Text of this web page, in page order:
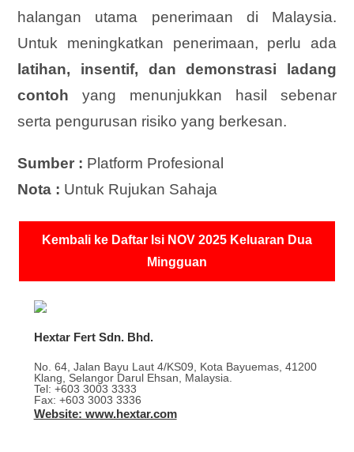
halangan utama penerimaan di Malaysia.
Untuk meningkatkan penerimaan, perlu ada
latihan, insentif, dan demonstrasi ladang
contoh yang menunjukkan hasil sebenar
serta pengurusan risiko yang berkesan.
Sumber : Platform Profesional
Nota : Untuk Rujukan Sahaja
Kembali ke Daftar Isi NOV 2025 Keluaran Dua
Mingguan
Hextar Fert Sdn. Bhd.
No. 64, Jalan Bayu Laut 4/KS09, Kota Bayuemas, 41200
Klang, Selangor Darul Ehsan, Malaysia.
Tel: +603 3003 3333
Fax: +603 3003 3336
Website: www.hextar.com